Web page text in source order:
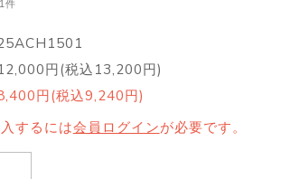
1件
円(税込13,200円)
円(税込9,240円)
するには会員ログインが必要です。